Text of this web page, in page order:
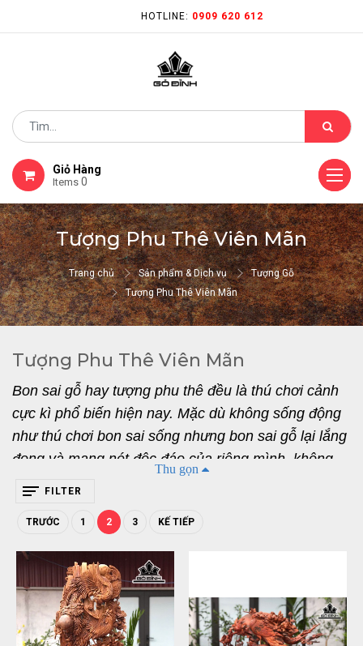
HOTLINE: 0909 620 612
Giỏ Hàng
Items 0
Tượng Phu Thê Viên Mãn
Trang chủ Sản phẩm & Dịch vụ
Tượng Gỗ
Tượng Phu Thê Viên Mãn
Tượng Phu Thê Viên Mãn
Bon sai gỗ hay tượng phu thê đều là thú chơi cảnh
cực kì phổ biến hiện nay. Mặc dù không sống động
như thú chơi bon sai sống nhưng bon sai gỗ lại lắng
đọng và mang nét độc đáo của riêng mình, không
sai thể hiện được những nét riêng và ý nghĩa riêng.
Hôm nay, chúng ta hãy cùng nhau tìm hiểu về tượng
gỗ này nhé.
Thu gọn
FILTER
TRƯỚC 1 2 3 KẾ TIẾP